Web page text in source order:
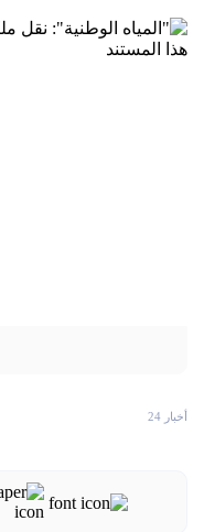
أخبار 24